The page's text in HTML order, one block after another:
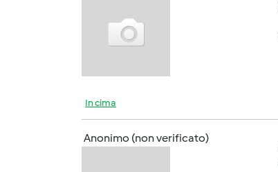
In cima
Anonimo (non verificato)